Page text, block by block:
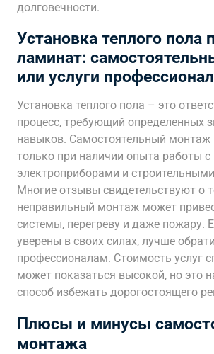
долговечности.
Установка теплого пола
ламинат:
или услуги
Установка теплого пола – это
процесс, требующий определенных
навыков. Самостоятельный монтаж
только при наличии опыта работы с
электроприборами и
Многие отзывы свидетельствуют о
неправильный монтаж может
системы, перегреву и даже пожару.
уверены в своих силах, лучше
профессионалам. Стоимость услуг
может показаться высокой, но это
способ избежать дорогостоящего
Плюсы и минусы
монтажа